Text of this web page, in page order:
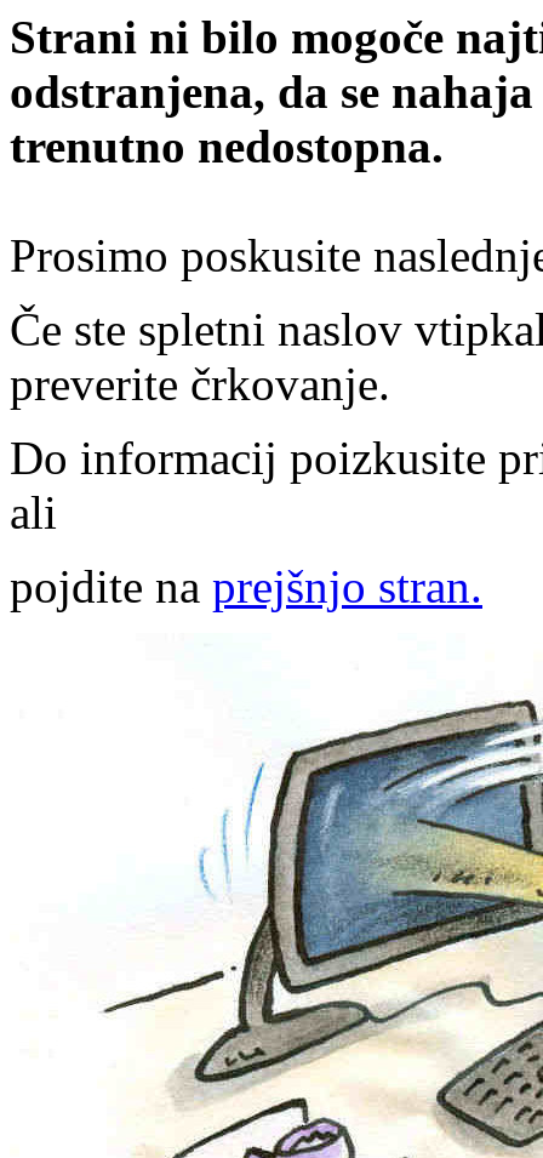
Strani ni bilo mogoče
odstranjena, da se
trenutno nedostopna.
Prosimo poskusite
Če ste spletni naslov
preverite črkovanje.
Do informacij poizkusite
ali
pojdite na prejšnjo stran.